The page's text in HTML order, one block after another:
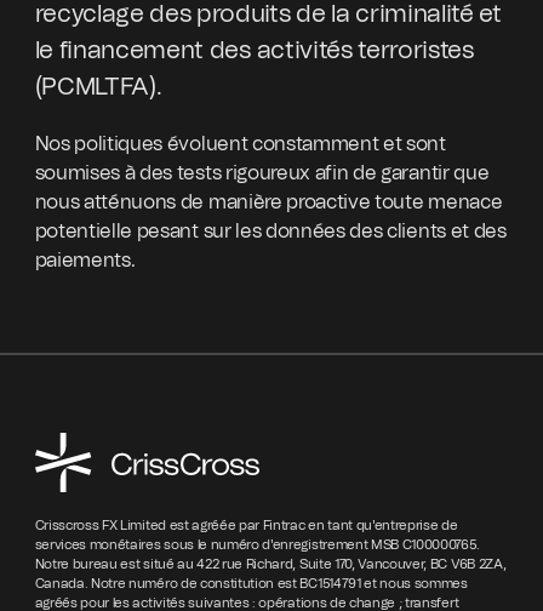
recyclage des produits de la criminalité et
le financement des activités terroristes
(PCMLTFA).
Nos politiques évoluent constamment et sont
soumises à des tests rigoureux afin de garantir que
nous atténuons de manière proactive toute menace
potentielle pesant sur les données des clients et des
paiements.
Crisscross FX Limited est agréée par Fintrac en tant qu'entreprise de
services monétaires sous le numéro d'enregistrement MSB C100000765.
Notre bureau est situé au 422 rue Richard, Suite 170, Vancouver, BC V6B 2ZA,
Canada. Notre numéro de constitution est BC1514791 et nous sommes
agréés pour les activités suivantes : opérations de change ; transfert